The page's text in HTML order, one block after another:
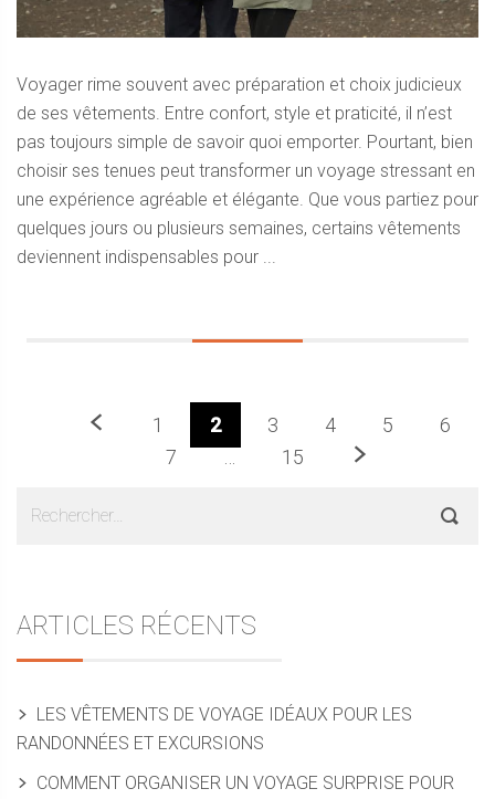
Voyager rime souvent avec préparation et choix judicieux
de ses vêtements. Entre confort, style et praticité, il n’est
pas toujours simple de savoir quoi emporter. Pourtant, bien
choisir ses tenues peut transformer un voyage stressant en
une expérience agréable et élégante. Que vous partiez pour
quelques jours ou plusieurs semaines, certains vêtements
deviennent indispensables pour ...
Précédent
1 2 3 4 5
6
7
15 Prochaine
Sidebar
ARTICLES RÉCENTS
LES VÊTEMENTS DE VOYAGE IDÉAUX POUR LES
RANDONNÉES ET EXCURSIONS
COMMENT ORGANISER UN VOYAGE SURPRISE POUR